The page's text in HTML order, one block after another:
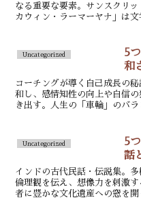
なる重要な要素。サンスクリ
カウィン・ラーマーヤナ」は
Uncategorized
5
和
コーチングが導く自己成長の
和し、感情知性の向上や自信
き出す。人生の「車輪」のバ
Uncategorized
5
話
インドの古代民話・伝説集。
倫理観を伝え、想像力を刺激
者に豊かな文化遺産への窓を開